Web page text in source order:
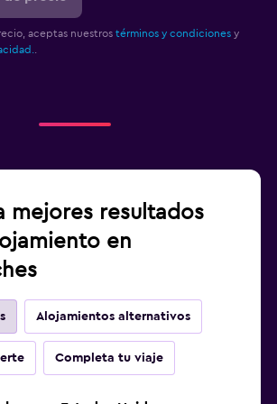
aceptas nuestros términos y condiciones y
mejores resultados
en
Alojamientos alternativos
Completa tu viaje